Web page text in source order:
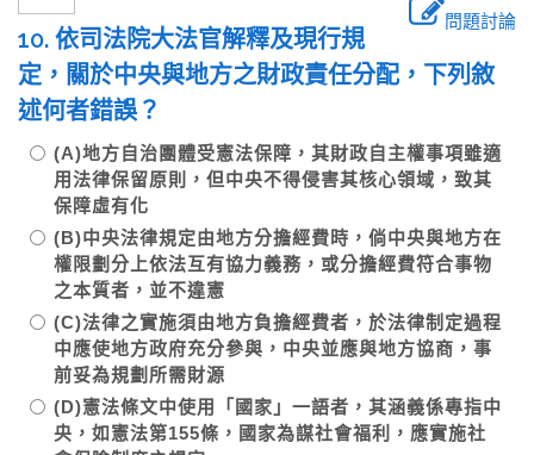
問題討論
10. 依司法院大法官解釋及現行規
定，關於中央與地方之財政責任分配，下列敘
述何者錯誤？
(A)地方自治團體受憲法保障，其財政自主權事項雖適
用法律保留原則，但中央不得侵害其核心領域，致其
保障虛有化
(B)中央法律規定由地方分擔經費時，倘中央與地方在
權限劃分上依法互有協力義務，或分擔經費符合事物
之本質者，並不違憲
(C)法律之實施須由地方負擔經費者，於法律制定過程
中應使地方政府充分參與，中央並應與地方協商，事
前妥為規劃所需財源
(D)憲法條文中使用「國家」一語者，其涵義係專指中
央，如憲法第155條，國家為謀社會福利，應實施社